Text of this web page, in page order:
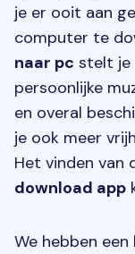
je er ooit aan
computer te
naar pc stelt je
persoonlijke
en overal
je ook meer
Het vinden van
download app
We hebben